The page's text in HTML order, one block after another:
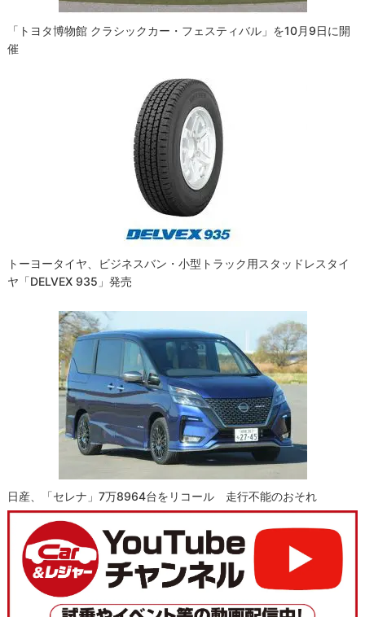
「トヨタ博物館 クラシックカー・フェスティバル」を10月9日に開
催
トーヨータイヤ、ビジネスバン・小型トラック用スタッドレスタイ
ヤ「DELVEX 935」発売
日産、「セレナ」7万8964台をリコール 走行不能のおそれ